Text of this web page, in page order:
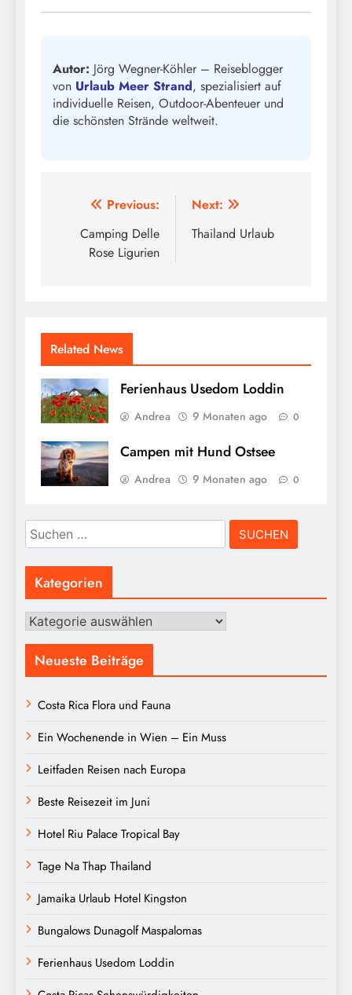
Autor: Jörg Wegner-Köhler – Reiseblogger
von Urlaub Meer Strand, spezialisiert auf
individuelle Reisen, Outdoor-Abenteuer und
die schönsten Strände weltweit.
Beitragsnavigation
Previous:
Camping Delle
Rose Ligurien
Next:
Thailand Urlaub
Related News
Ferienhaus Usedom Loddin
Andrea 9 Monaten ago 0
Campen mit Hund Ostsee
Andrea 9 Monaten ago 0
Suchen
nach:
Kategorien
Kategorien
Neueste Beiträge
Costa Rica Flora und Fauna
Ein Wochenende in Wien – Ein Muss
Leitfaden Reisen nach Europa
Beste Reisezeit im Juni
Hotel Riu Palace Tropical Bay
Tage Na Thap Thailand
Jamaika Urlaub Hotel Kingston
Bungalows Dunagolf Maspalomas
Ferienhaus Usedom Loddin